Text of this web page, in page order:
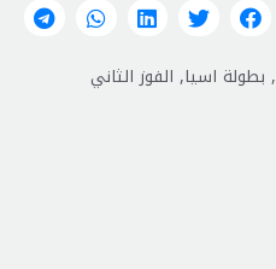
, بطولة اسيا, الفوز الثاني